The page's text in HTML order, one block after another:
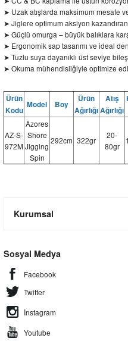
➤ Uzak atışlarda maksimum mesafe
➤ Jiglere optimum aksiyon
➤ Güçlü omurga – büyük balıklara
➤ Ergonomik sap tasarımı ve ideal
➤ Tuzlu suya dayanıklı üst seviye
➤ Okuma mühendisliğiyle optimize
Ürün
Kodu
Model Boy
Ürün
Ağırlığı
Atış
Ağırlığı
AZ-S-
972M
Azores
Shore
Jigging
Spin
292cm 322gr
20-
80gr
Kurumsal
Sosyal Medya
Facebook
Twitter
İnstagram
Youtube